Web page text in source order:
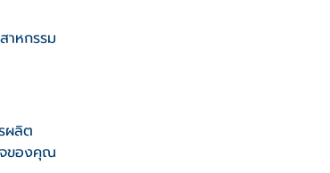
าหกรรม
ผลิต
จของคุณ